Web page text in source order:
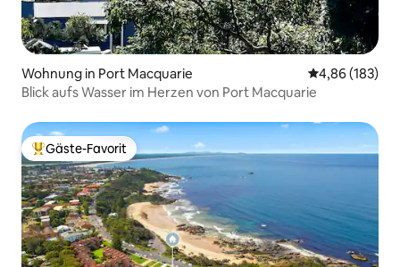
Wohnung in Port Macquarie
4,86 (183)
Blick aufs Wasser im Herzen von Port Macquarie
Beliebter Gäste-Favorit.
Gäste-Favorit